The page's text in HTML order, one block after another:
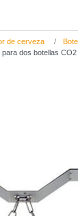
de cerveza
para dos botellas CO2